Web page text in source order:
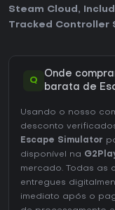
Steam Cloud ,
Tracked Controller
Q
Onde
barata de
Usando o nosso
desconto
Escape Simulator
disponível na
mercado. Todas as
entregues
imediato após o